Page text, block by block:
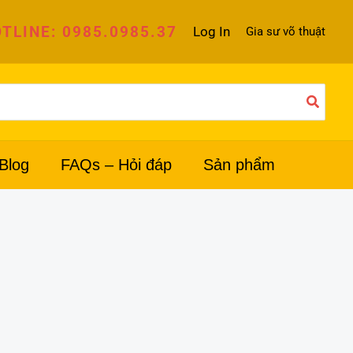
0985.0985.37 Log In Gia sư võ thuật
FAQs – Hỏi đáp Sản phẩm